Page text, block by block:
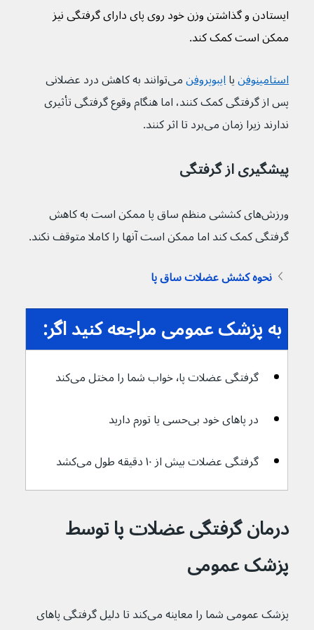
ایستادن و گذاشتن وزن خود روی پای دارای گرفتگی نیز
ممکن است کمک کند.
استامینوفن یا ایبوپروفن
می‌توانند به کاهش درد عضلانی
پس از گرفتگی کمک کنند، اما هنگام وقوع گرفتگی تأثیری
ندارند زیرا زمان می‌برد تا اثر کنند.
پیشگیری از گرفتگی
ورزش‌های کششی منظم ساق پا ممکن است به کاهش
گرفتگی کمک کند اما ممکن است آنها را کاملا متوقف نکند.
نحوه کشش عضلات ساق پا
به پزشک عمومی مراجعه کنید اگر:
گرفتگی عضلات پا٬ خواب شما را مختل می‌کند
در پاهای خود بی‌‌حسی یا تورم دارید
گرفتگی عضلات بیش از ۱۰ دقیقه طول می‌کشد
درمان گرفتگی عضلات پا توسط
پزشک عمومی
پزشک عمومی شما را معاینه می‌کند تا دلیل گرفتگی پاهای